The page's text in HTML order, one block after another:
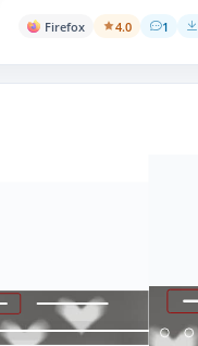
Firefox 4.0 1